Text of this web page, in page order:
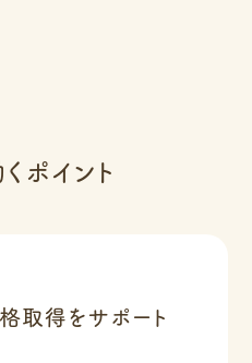
ポイント
取得をサポート